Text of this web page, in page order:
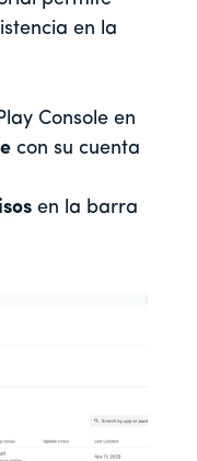
en la
Console en
con su cuenta
en la barra